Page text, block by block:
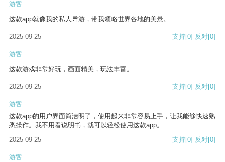
游客
这款app就像我的私人导游，带我领略世界各地的美景。
2025-09-25 支持[0] 反对[0]
游客
这款游戏非常好玩，画面精美，玩法丰富。
2025-09-25 支持[0] 反对[0]
游客
这款app的用户界面简洁明了，使用起来非常容易上手，让我能够快速熟
悉操作。我不用看说明书，就可以轻松使用这款app。
2025-09-25
支持[0] 反对[0]
游客